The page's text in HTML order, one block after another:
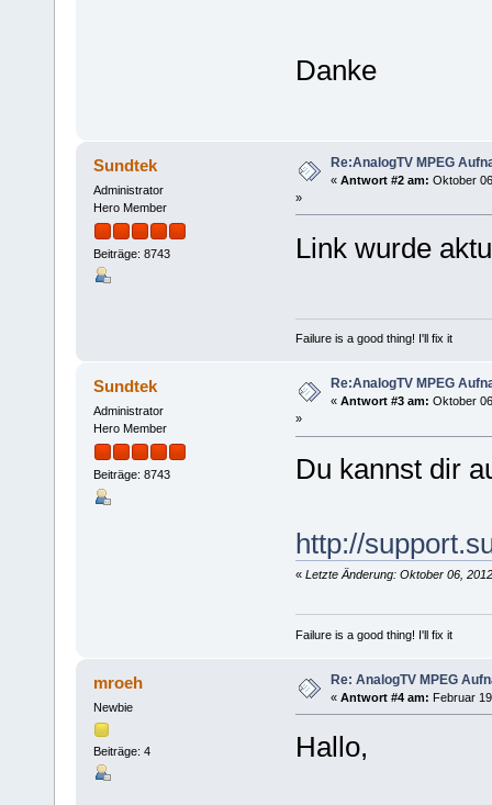
Danke
Sundtek
Administrator
Hero Member
Beiträge: 8743
Re:AnalogTV MPEG
« Antwort #2 am: Oktober
»
Link wurde
Failure is a good thing! I'll fix it
Sundtek
Administrator
Hero Member
Beiträge: 8743
Re:AnalogTV MPEG
« Antwort #3 am: Oktober
»
Du kannst dir
http://
« Letzte Änderung: Oktober 06,
Failure is a good thing! I'll fix it
mroeh
Newbie
Beiträge: 4
Re: AnalogTV MPEG
« Antwort #4 am: Februar
Hallo,